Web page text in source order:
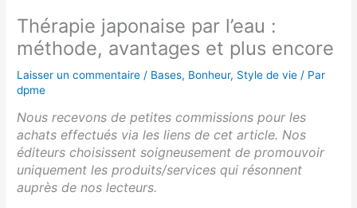
Thérapie japonaise par l’eau :
méthode, avantages et plus encore
Laisser un commentaire / Bases, Bonheur, Style de vie / Par
dpme
Nous recevons de petites commissions pour les
achats effectués via les liens de cet article. Nos
éditeurs choisissent soigneusement de promouvoir
uniquement les produits/services qui résonnent
auprès de nos lecteurs.